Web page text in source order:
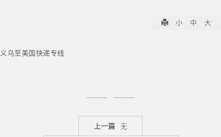
小 中 大
义乌至美国快递专线
上一篇 无